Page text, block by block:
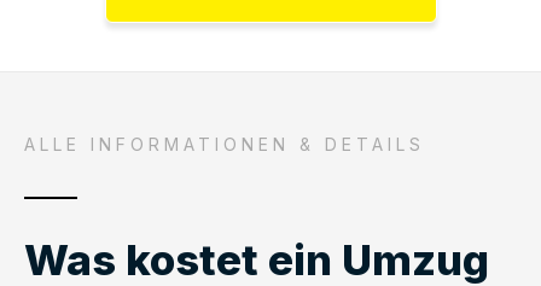
ALLE INFORMATIONEN & DETAILS
Was kostet ein Umzug